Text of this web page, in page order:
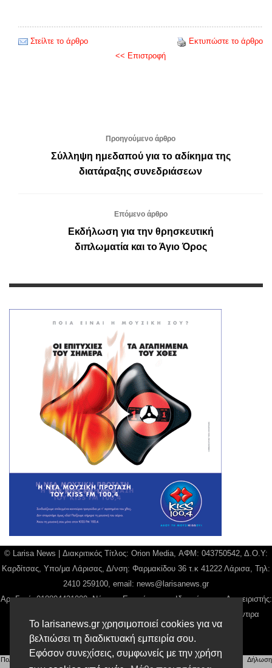
Το larisanews.gr χρησιμοποιεί cookies για να
βελτιώσει τη διαδικτυακή εμπειρία σου.
Εφόσον συνεχίσεις, συμφωνείς με την χρήση
Στείλτε το άρθρο
Εκτυπώστε το άρθρο
<< Επιστροφή
Προηγούμενο άρθρο
Σύλληψη ημεδαπού για το αδίκημα της
διατάραξης συνεδριάσεων
Επόμενο άρθρο
Εκδήλωση για την θρησκευτική
διπλωματία και το Άγιο Όρος
© Larisa News | Διακριτικός Τίτλος: Orion Media, ΑΦΜ: 043750542, Δ.Ο.Υ:
Καρδίτσας, Υπο/μα Λάρισας, Δ/νση: Φαρμακίδου 36 τ.κ 41222 Λάρισα, Τηλ:
2410 259100, email: news@larisanews.gr
Αρ. Γεμή: 018804431000, Νόμιμος Εκπρόσωπος, Ιδιοκτήτης και Διαχειριστής:
Παναγιώτης Φιλίππου, Διευθύντρια: Γιαννουσά Βασιλική, Διευθύντιρα
Σύνταξης: Μπαλαμπάνη Βασιλική.
Δικαιούχος domain name Παναγιώτης Φιλίππου
Πολιτική Απορρήτου Αίτηση Διαχείρισης Προσωπικών Δεδομένων |Όροι χρήσης
Δήλωση